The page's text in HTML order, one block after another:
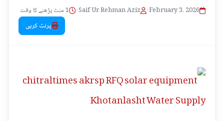
February 3, 2026
•
Saif Ur Rehman Aziz
•
1 منٹ پڑھنے کا وقت
پرنٹ کریں